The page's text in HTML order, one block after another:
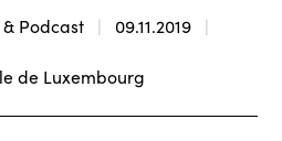
Podcast
09.11.2019
de Luxembourg